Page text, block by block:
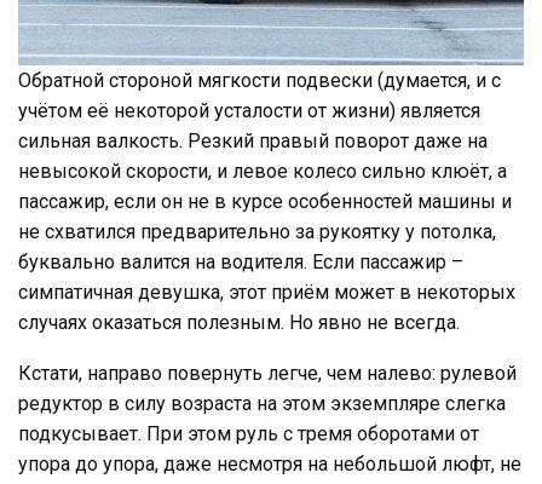
Обратной стороной мягкости подвески (думается, и с
учётом её некоторой усталости от жизни) является
сильная валкость. Резкий правый поворот даже на
невысокой скорости, и левое колесо сильно клюёт, а
пассажир, если он не в курсе особенностей машины и
не схватился предварительно за рукоятку у потолка,
буквально валится на водителя. Если пассажир –
симпатичная девушка, этот приём может в некоторых
случаях оказаться полезным. Но явно не всегда.
Кстати, направо повернуть легче, чем налево: рулевой
редуктор в силу возраста на этом экземпляре слегка
подкусывает. При этом руль с тремя оборотами от
упора до упора, даже несмотря на небольшой люфт, не